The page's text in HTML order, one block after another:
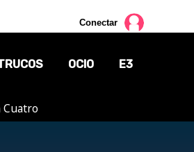
Conectar
OCIO E3
Cuatro